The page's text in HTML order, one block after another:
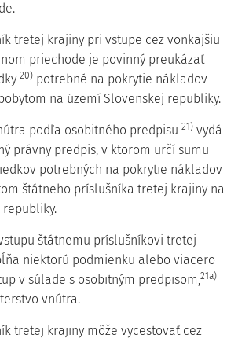
tretej krajiny pri vstupe cez vonkajšiu
priechode je povinný preukázať
20) potrebné na pokrytie nákladov
na území Slovenskej republiky.
podľa osobitného predpisu 21) vydá
právny predpis, v ktorom určí sumu
potrebných na pokrytie nákladov
štátneho príslušníka tretej krajiny na
štátnemu príslušníkovi tretej
niektorú podmienku alebo viacero
v súlade s osobitným predpisom,21a)
vnútra.
tretej krajiny môže vycestovať cez